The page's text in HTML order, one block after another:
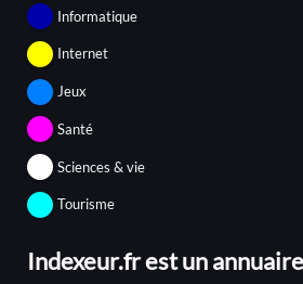
Informatique
Internet
Jeux
Santé
Sciences & vie
Tourisme
Indexeur.fr est un